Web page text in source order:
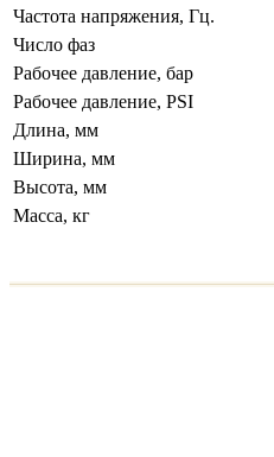
Частота напряжения, Гц.
Число фаз
Рабочее давление, бар
Рабочее давление, PSI
Длина, мм
Ширина, мм
Высота, мм
Масса, кг